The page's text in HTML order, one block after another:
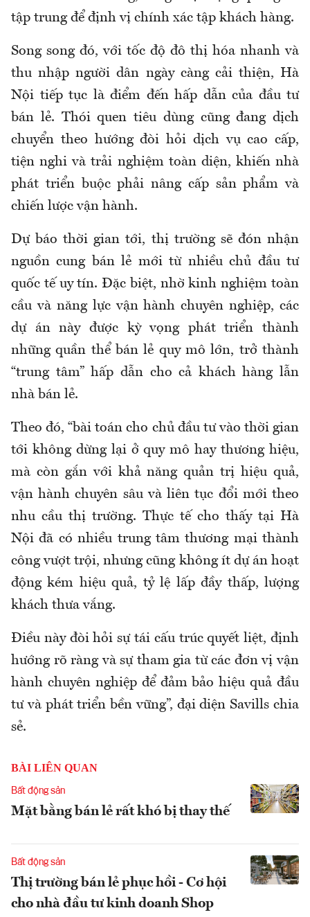
tập trung để định vị chính xác tập khách hàng.
Song song đó, với tốc độ đô thị hóa nhanh và
thu nhập người dân ngày càng cải thiện, Hà
Nội tiếp tục là điểm đến hấp dẫn của đầu tư
bán lẻ. Thói quen tiêu dùng cũng đang dịch
chuyển theo hướng đòi hỏi dịch vụ cao cấp,
tiện nghi và trải nghiệm toàn diện, khiến nhà
phát triển buộc phải nâng cấp sản phẩm và
chiến lược vận hành.
Dự báo thời gian tới, thị trường sẽ đón nhận
nguồn cung bán lẻ mới từ nhiều chủ đầu tư
quốc tế uy tín. Đặc biệt, nhờ kinh nghiệm toàn
cầu và năng lực vận hành chuyên nghiệp, các
dự án này được kỳ vọng phát triển thành
những quần thể bán lẻ quy mô lớn, trở thành
“trung tâm” hấp dẫn cho cả khách hàng lẫn
nhà bán lẻ.
Theo đó, “bài toán cho chủ đầu tư vào thời gian
tới không dừng lại ở quy mô hay thương hiệu,
mà còn gắn với khả năng quản trị hiệu quả,
vận hành chuyên sâu và liên tục đổi mới theo
nhu cầu thị trường. Thực tế cho thấy tại Hà
Nội đã có nhiều trung tâm thương mại thành
công vượt trội, nhưng cũng không ít dự án hoạt
động kém hiệu quả, tỷ lệ lấp đầy thấp, lượng
khách thưa vắng.
Điều này đòi hỏi sự tái cấu trúc quyết liệt, định
hướng rõ ràng và sự tham gia từ các đơn vị vận
hành chuyên nghiệp để đảm bảo hiệu quả đầu
tư và phát triển bền vững”, đại diện Savills chia
sẻ.
BÀI LIÊN QUAN
Bất động sản
Mặt bằng bán lẻ rất khó bị thay thế
Bất động sản
Thị trường bán lẻ phục hồi - Cơ hội
cho nhà đầu tư kinh doanh Shop